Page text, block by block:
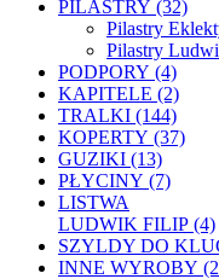
PILASTRY (32)
Pilastry
Pilastry
PODPORY (4)
KAPITELE (2)
TRALKI (144)
KOPERTY (37)
GUZIKI (13)
PŁYCINY (7)
LISTWA
LUDWIK FILIP (4)
SZYLDY DO
INNE WYROBY